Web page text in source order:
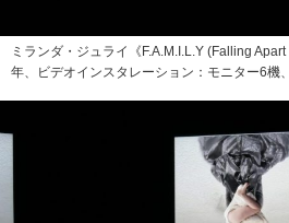
ミランダ・ジュライ《F.A.M.I.L.Y (Falling
年、ビデオインスタレーション：モニター6機